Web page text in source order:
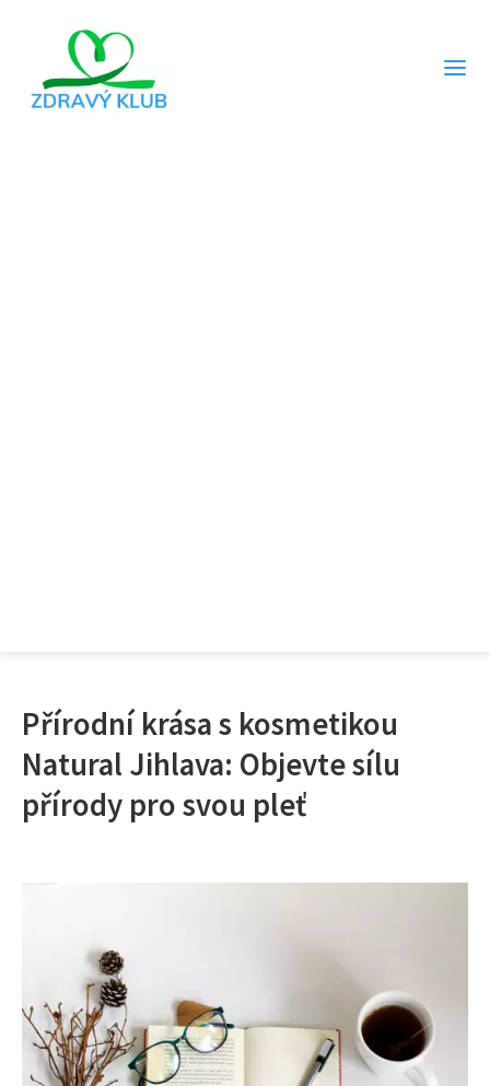
Přírodní krása s kosmetikou
Natural Jihlava: Objevte sílu
přírody pro svou pleť